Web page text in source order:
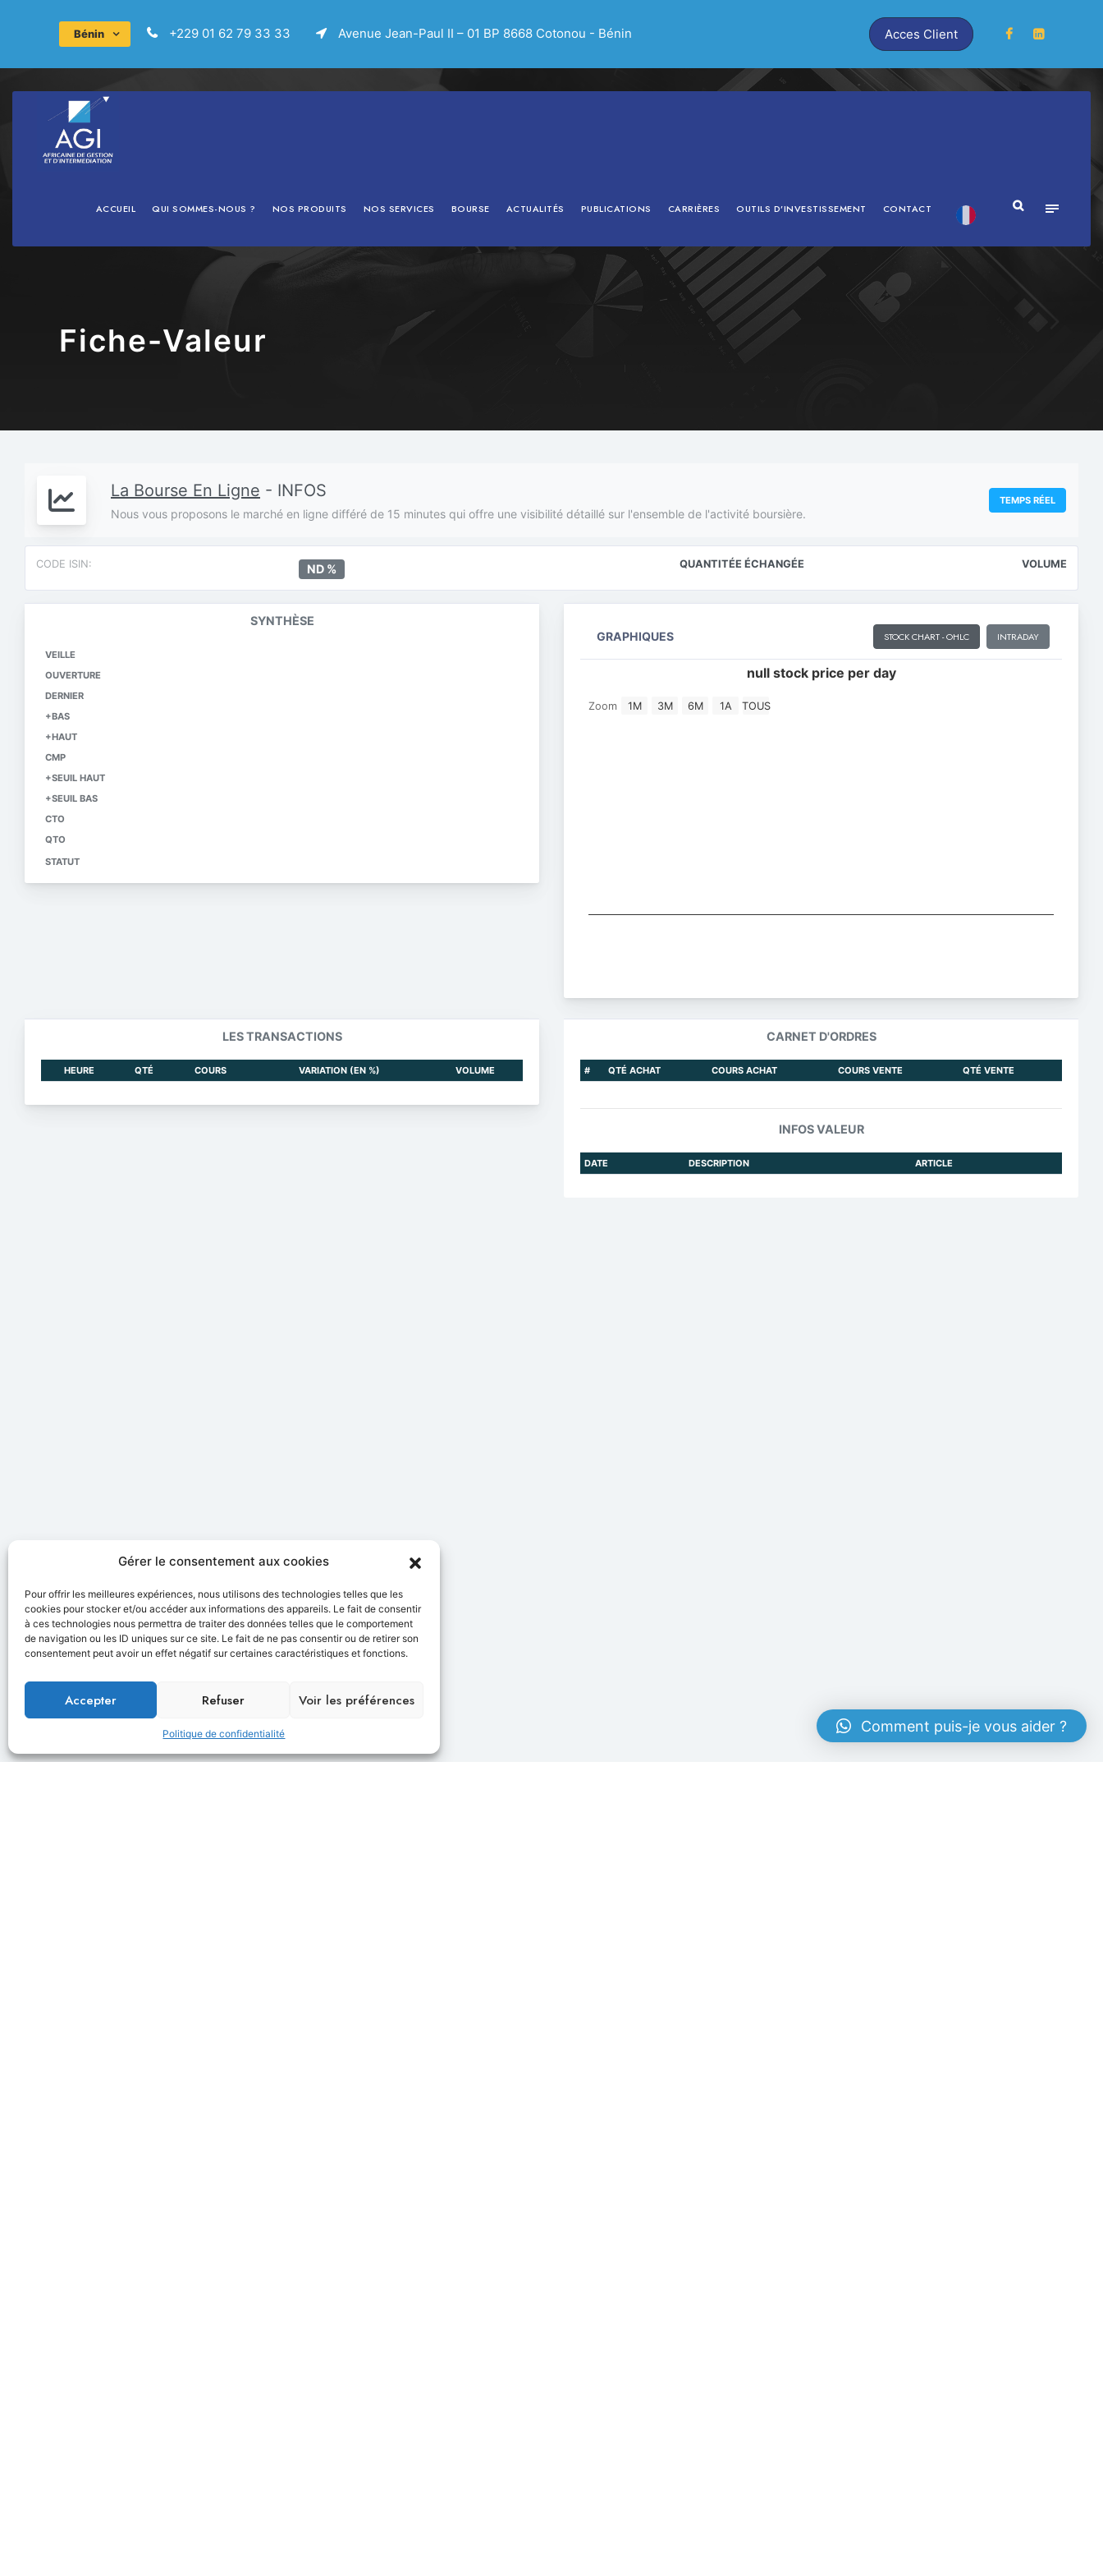
Gérer le consentement aux cookies
Pour offrir les meilleures expériences, nous utilisons des technologies telles que les
cookies pour stocker et/ou accéder aux informations des appareils. Le fait de consentir
à ces technologies nous permettra de traiter des données telles que le comportement
de navigation ou les ID uniques sur ce site. Le fait de ne pas consentir ou de retirer son
consentement peut avoir un effet négatif sur certaines caractéristiques et fonctions.
Accepter Refuser Voir les préférences
Politique de confidentialité
Bénin +229 01 62 79 33 33 Avenue Jean-Paul II – 01 BP 8668 Cotonou - Bénin Acces Client
ACCUEIL QUI SOMMES-NOUS ? NOS PRODUITS NOS SERVICES BOURSE ACTUALITÉS PUBLICATIONS CARRIÈRES OUTILS D’INVESTISSEMENT CONTACT
Fiche-Valeur
La Bourse En Ligne - INFOS
Nous vous proposons le marché en ligne différé de 15 minutes qui offre une visibilité détaillé sur l'ensemble de l'activité boursière.
TEMPS RÉEL
CODE ISIN: ND % QUANTITÉE ÉCHANGÉE VOLUME
SYNTHÈSE
VEILLE
OUVERTURE
DERNIER
+BAS
+HAUT
CMP
+SEUIL HAUT
+SEUIL BAS
CTO
QTO
STATUT
GRAPHIQUES STOCK CHART - OHLC INTRADAY
Combination chart with 2 data series.
View as data table, null stock price per day
null stock price per day
Zoom 1M 3M 6M 1A TOUS
LES TRANSACTIONS
HEURE QTÉ COURS VARIATION (EN %) VOLUME
CARNET D'ORDRES
# QTÉ ACHAT COURS ACHAT COURS VENTE QTÉ VENTE
INFOS VALEUR
DATE DESCRIPTION ARTICLE
Comment puis-je vous aider ?